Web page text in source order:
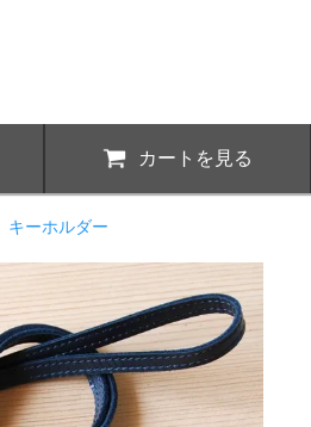
カートを見る
キーホルダー